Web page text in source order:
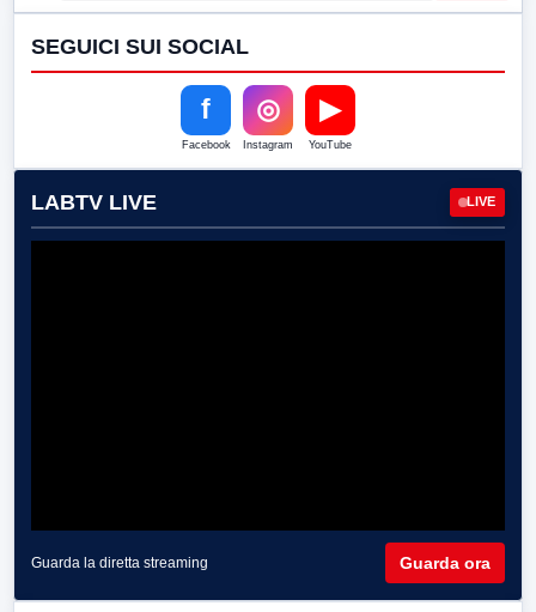
SEGUICI SUI SOCIAL
f
Facebook
◎
Instagram
▶
YouTube
LABTV LIVE LIVE
Guarda la diretta streaming Guarda ora